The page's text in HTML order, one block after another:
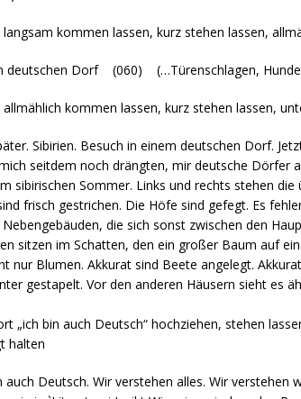
langsam kommen lassen, kurz stehen lassen,
deutschen Dorf (060) (…Türenschlagen,
allmählich kommen lassen, kurz stehen lassen,
Sibirien. Besuch in einem deutschen Dorf.
seitdem noch drängten, mir deutsche Dörfer
sibirischen Sommer. Links und rechts stehen die
frisch gestrichen. Die Höfe sind gefegt. Es
die sich sonst zwischen den
sitzen im Schatten, den ein großer Baum auf
nur Blumen. Akkurat sind Beete angelegt.
gestapelt. Vor den anderen Häusern sieht es
„ich bin auch Deutsch“ hochziehen, stehen
halten
auch Deutsch. Wir verstehen alles. Wir verstehen